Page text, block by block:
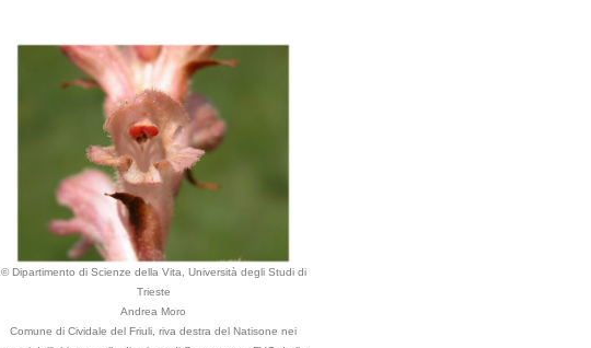
© Dipartimento di Scienze della Vita, Università degli Studi di
Trieste
Andrea Moro
Comune di Cividale del Friuli, riva destra del Natisone nei